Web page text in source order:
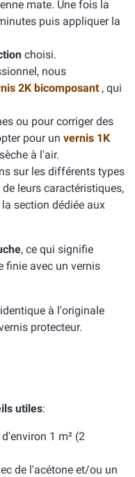
mate. Une fois la
puis appliquer la
choisi.
nous
2K bicomposant , qui
ou pour corriger des
pour un vernis 1K
à l'air.
sur les différents types
leurs caractéristiques,
section dédiée aux
, ce qui signifie
finie avec un vernis
à l'originale
protecteur.
utiles:
1 m² (2
de l'acétone et/ou un